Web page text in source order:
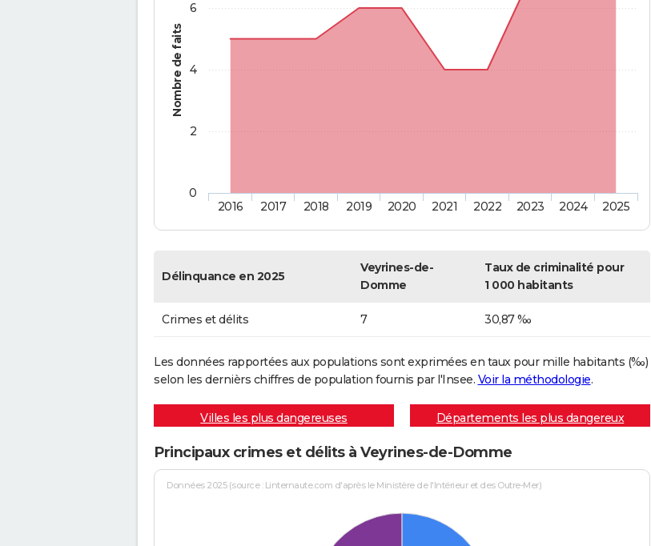
Nombre de faits
2016 2017 2018 2019 2020 2021 2022 2023 2024 2025
0
2
4
6
Délinquance en 2025
Veyrines-de-
Domme
Taux de criminalité pour
1 000 habitants
Crimes et délits 7 30,87 ‰
Les données rapportées aux populations sont exprimées en taux pour mille habitants (‰)
selon les dernièrs chiffres de population fournis par l'Insee. Voir la méthodologie.
Villes les plus dangereuses Départements les plus dangereux
Principaux crimes et délits à Veyrines-de-Domme
Données 2025 (source : Linternaute.com d'après le Ministère de l'Intérieur et des Outre-Mer)